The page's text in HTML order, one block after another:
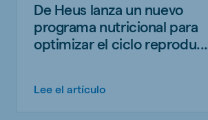
De Heus lanza un nuevo
programa nutricional para
optimizar el ciclo reprodu...
Lee el artículo